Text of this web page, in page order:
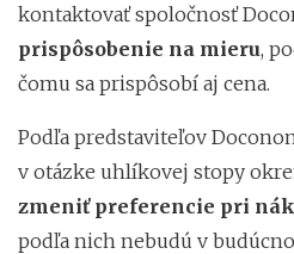
kontaktovať spoločnosť
prispôsobenie na mieru,
čomu sa prispôsobí aj cena.
Podľa predstaviteľov
v otázke uhlíkovej stopy
zmeniť preferencie pri
podľa nich nebudú v